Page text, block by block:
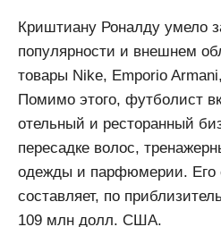
Криштиану Роналду умело
популярности и внешнем
товары Nike, Emporio
Помимо этого, футболист
отельный и ресторанный
пересадке волос,
одежды и парфюмерии. Его
составляет, по
109 млн долл. США.